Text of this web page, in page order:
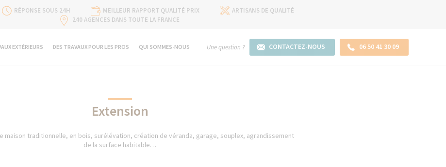
RÉPONSE SOUS 24H MEILLEUR RAPPORT QUALITÉ PRIX
ARTISANS DE QUALITÉ
240 AGENCES DANS TOUTE LA FRANCE
EXTÉRIEURS DES TRAVAUX POUR LES PROS QUI SOMMES-NOUS Une question ? CONTACTEZ-NOUS 06 50 41 30 09
Extension
maison traditionnelle, en bois, surélévation, création de véranda, garage, souplex, agrandissement
de la surface habitable…